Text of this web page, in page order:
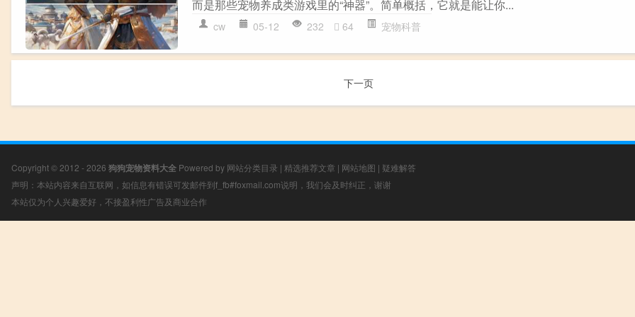
而是那些宠物养成类游戏里的“神器”。简单概括，它就是能让你...
cw 05-12 232 64 宠物科普
下一页
Copyright © 2012 - 2026 狗狗宠物资料大全 Powered by 网站分类目录 | 精选推荐文章 | 网站地图 | 疑难解答
声明：本站内容来自互联网，如信息有错误可发邮件到f_fb#foxmail.com说明，我们会及时纠正，谢谢
本站仅为个人兴趣爱好，不接盈利性广告及商业合作